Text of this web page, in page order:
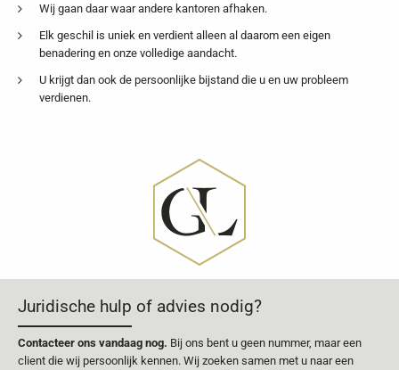
Wij gaan daar waar andere kantoren afhaken.
Elk geschil is uniek en verdient alleen al daarom een eigen
benadering en onze volledige aandacht.
U krijgt dan ook de persoonlijke bijstand die u en uw probleem
verdienen.
Juridische hulp of advies nodig?
Contacteer ons vandaag nog. Bij ons bent u geen nummer, maar een
client die wij persoonlijk kennen. Wij zoeken samen met u naar een